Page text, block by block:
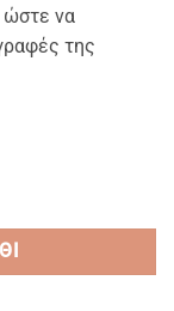
ώστε να
της
με ΜΟΝΟΚΛΩΝΟ